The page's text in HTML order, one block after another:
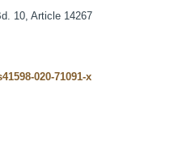
10, Article 14267
020-71091-x